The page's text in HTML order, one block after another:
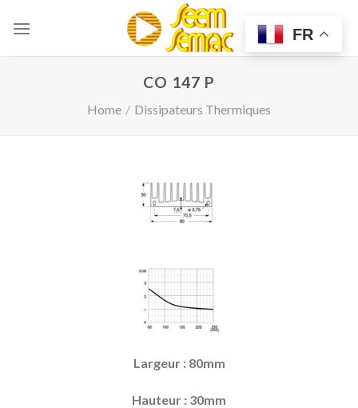
CO 147 P
Home / Dissipateurs Thermiques
Largeur : 80mm
Hauteur : 30mm
FR